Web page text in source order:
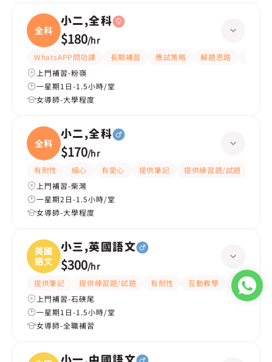
全科
小二,全科
$180/hr
WhatsAPP問功課 長期補習 應試策略 解題思路
上門補習-粉嶺
一星期1日-1.5小時/堂
女導師-大學程度
全科
小二,全科
$170/hr
有耐性 細心 有愛心 提供筆記 提供練習題/試題
上門補習-柴灣
一星期2日-1.5小時/堂
女導師-大學程度
英國
語文
小三,英國語文
$300/hr
提供筆記 提供練習題/試題 有耐性 互動教學
課程設計
上門補習-石硤尾
一星期1日-1.5小時/堂
女導師-全職補習